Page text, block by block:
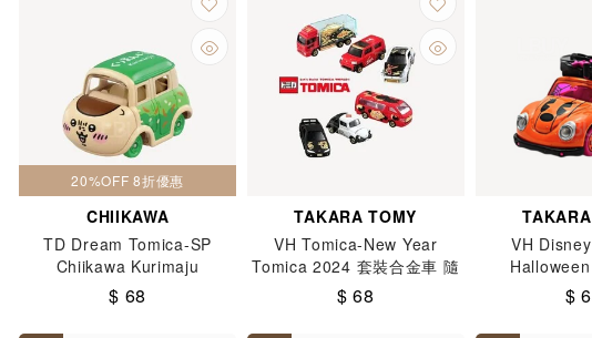
20%OFF 8折優惠
CHIIKAWA
TD Dream Tomica-SP
Chiikawa Kurimaju
$ 68
TAKARA TOMY
VH Tomica-New Year
Tomica 2024 套裝合金車 隨
機款式
$ 68
VH
Pumpkin$